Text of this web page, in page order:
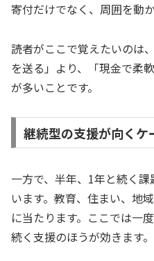
寄付だけでなく、周囲を動
読者がここで覚えたいのは
を送る」より、「現金で柔
が多いことです。
継続型の支援が向くケ
一方で、半年、1年と続く
います。教育、住まい、地
に当たります。ここでは一
続く支援のほうが効きます。